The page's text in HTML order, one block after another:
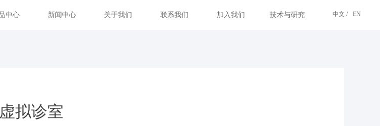
中心 新闻中心 关于我们 联系我们 加入我们 技术与研究 中文 / EN
拟诊室